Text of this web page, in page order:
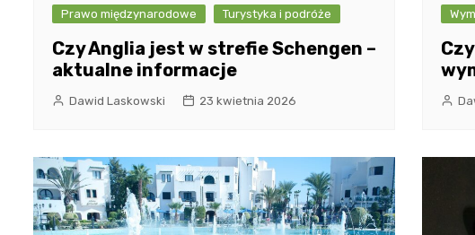
Prawo międzynarodowe
Turystyka i podróże
Czy Anglia jest w strefie Schengen –
aktualne informacje
Dawid Laskowski 23 kwietnia 2026